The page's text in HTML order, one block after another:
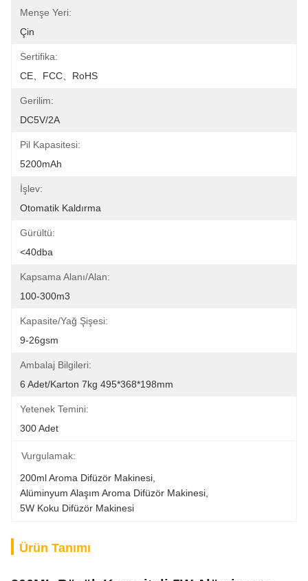
Menşe Yeri:
Çin
Sertifika:
CE、FCC、RoHS
Gerilim:
DC5V/2A
Pil Kapasitesi:
5200mAh
İşlev:
Otomatik Kaldırma
Gürültü:
<40dba
Kapsama Alanı/Alan:
100-300m3
Kapasite/Yağ Şişesi:
9-26gsm
Ambalaj Bilgileri:
6 Adet/Karton 7kg 495*368*198mm
Yetenek Temini:
300 Adet
Vurgulamak:
200ml Aroma Difüzör Makinesi
Alüminyum Alaşım Aroma Difüzör Makinesi
5W Koku Difüzör Makinesi
Ürün Tanımı